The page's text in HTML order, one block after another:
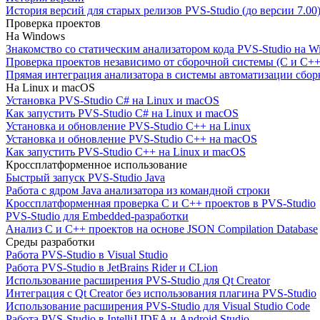
История версий для старых релизов PVS-Studio (до версии 7.00)
Проверка проектов
На Windows
Знакомство со статическим анализатором кода PVS-Studio на
Проверка проектов независимо от сборочной системы (C и
Прямая интеграция анализатора в системы автоматизации
На Linux и macOS
Установка PVS-Studio C# на Linux и macOS
Как запустить PVS-Studio C# на Linux и macOS
Установка и обновление PVS-Studio C++ на Linux
Установка и обновление PVS-Studio C++ на macOS
Как запустить PVS-Studio C++ на Linux и macOS
Кроссплатформенное использование
Быстрый запуск PVS-Studio Java
Работа с ядром Java анализатора из командной строки
Кроссплатформенная проверка C и C++ проектов в PVS-Studio
PVS-Studio для Embedded-разработки
Анализ C и C++ проектов на основе JSON Compilation Database
Среды разработки
Работа PVS-Studio в Visual Studio
Работа PVS-Studio в JetBrains Rider и CLion
Использование расширения PVS-Studio для Qt Creator
Интеграция с Qt Creator без использования плагина PVS-Studio
Использование расширения PVS-Studio для Visual Studio Code